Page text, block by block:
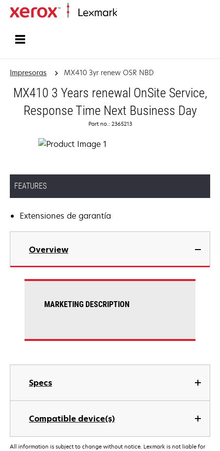
Impresoras MX410 3yr renew OSR NBD
MX410 3 Years renewal OnSite Service,
Response Time Next Business Day
Part no.: 2365213
FEATURES
Extensiones de garantía
Overview
Specs
Compatible device(s)
MARKETING DESCRIPTION
All information is subject to change without notice. Lexmark is not liable for